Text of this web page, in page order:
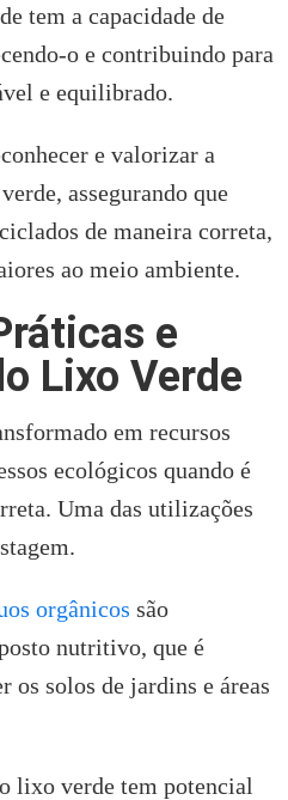
tem a capacidade de
o e contribuindo para
e equilibrado.
e valorizar a
assegurando que
de maneira correta,
ao meio ambiente.
e
Lixo Verde
em recursos
ecológicos quando é
Uma das utilizações
orgânicos são
nutritivo, que é
os solos de jardins e áreas
lixo verde tem potencial